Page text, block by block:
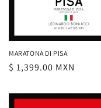
MARATONA DI PISA
Precio
$ 1,399.00 MXN